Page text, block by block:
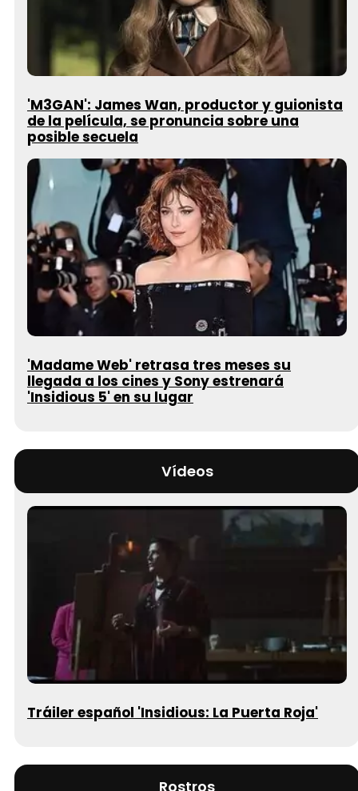
'M3GAN': James Wan, productor y guionista
de la película, se pronuncia sobre una
posible secuela
'Madame Web' retrasa tres meses su
llegada a los cines y Sony estrenará
'Insidious 5' en su lugar
Vídeos
Tráiler español 'Insidious: La Puerta Roja'
Rostros